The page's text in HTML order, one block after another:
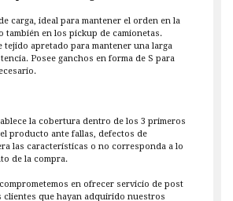
carga, ideal para mantener el orden en la
también en los pickup de camionetas.
tejido apretado para mantener una larga
Posee ganchos en forma de S para
la cobertura dentro de los 3 primeros
producto ante fallas, defectos de
las características o no corresponda a lo
de la compra.
en ofrecer servicio de post
clientes que hayan adquirido nuestros